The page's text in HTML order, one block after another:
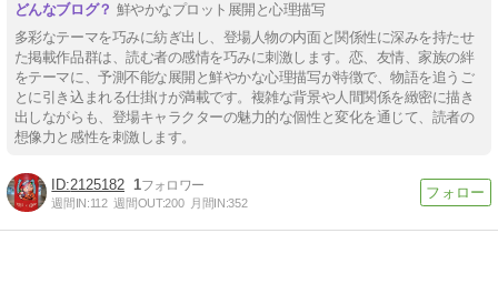
鮮やかなプロット展開と心理描写
多彩なテーマを巧みに紡ぎ出し、登場人物の内面と関係性に深みを持たせ
た掲載作品群は、読む者の感情を巧みに刺激します。恋、友情、家族の絆
をテーマに、予測不能な展開と鮮やかな心理描写が特徴で、物語を追うご
とに引き込まれる仕掛けが満載です。複雑な背景や人間関係を緻密に描き
出しながらも、登場キャラクターの魅力的な個性と変化を通じて、読者の
想像力と感性を刺激します。
2125182 1
週間IN:112 週間OUT:200 月間IN:352